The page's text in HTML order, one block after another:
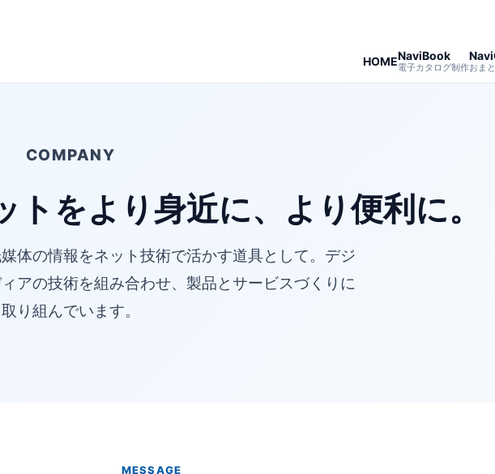
HOMENaviBook
電子カタログ制作おま
COMPANY
トをより身近に、より便利に。
体の情報をネット技術で活かす道具として。デジ
アの技術を組み合わせ、製品とサービスづくりに
取り組んでいます。
MESSAGE